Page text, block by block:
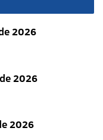
2026
2026
2026